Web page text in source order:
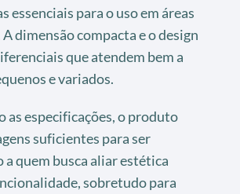
essenciais para o uso em áreas
A dimensão compacta e o design
que atendem bem a
e variados.
as especificações, o produto
suficientes para ser
a quem busca aliar estética
sobretudo para